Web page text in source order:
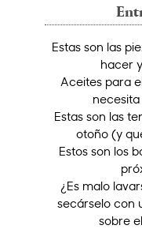
Estas son las
hacer
Aceites para
Estas son las
otoño (y
Estos son los
¿Es malo
secárselo con
sobre